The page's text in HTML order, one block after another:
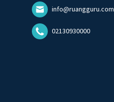
info@ruangguru.com
02130930000